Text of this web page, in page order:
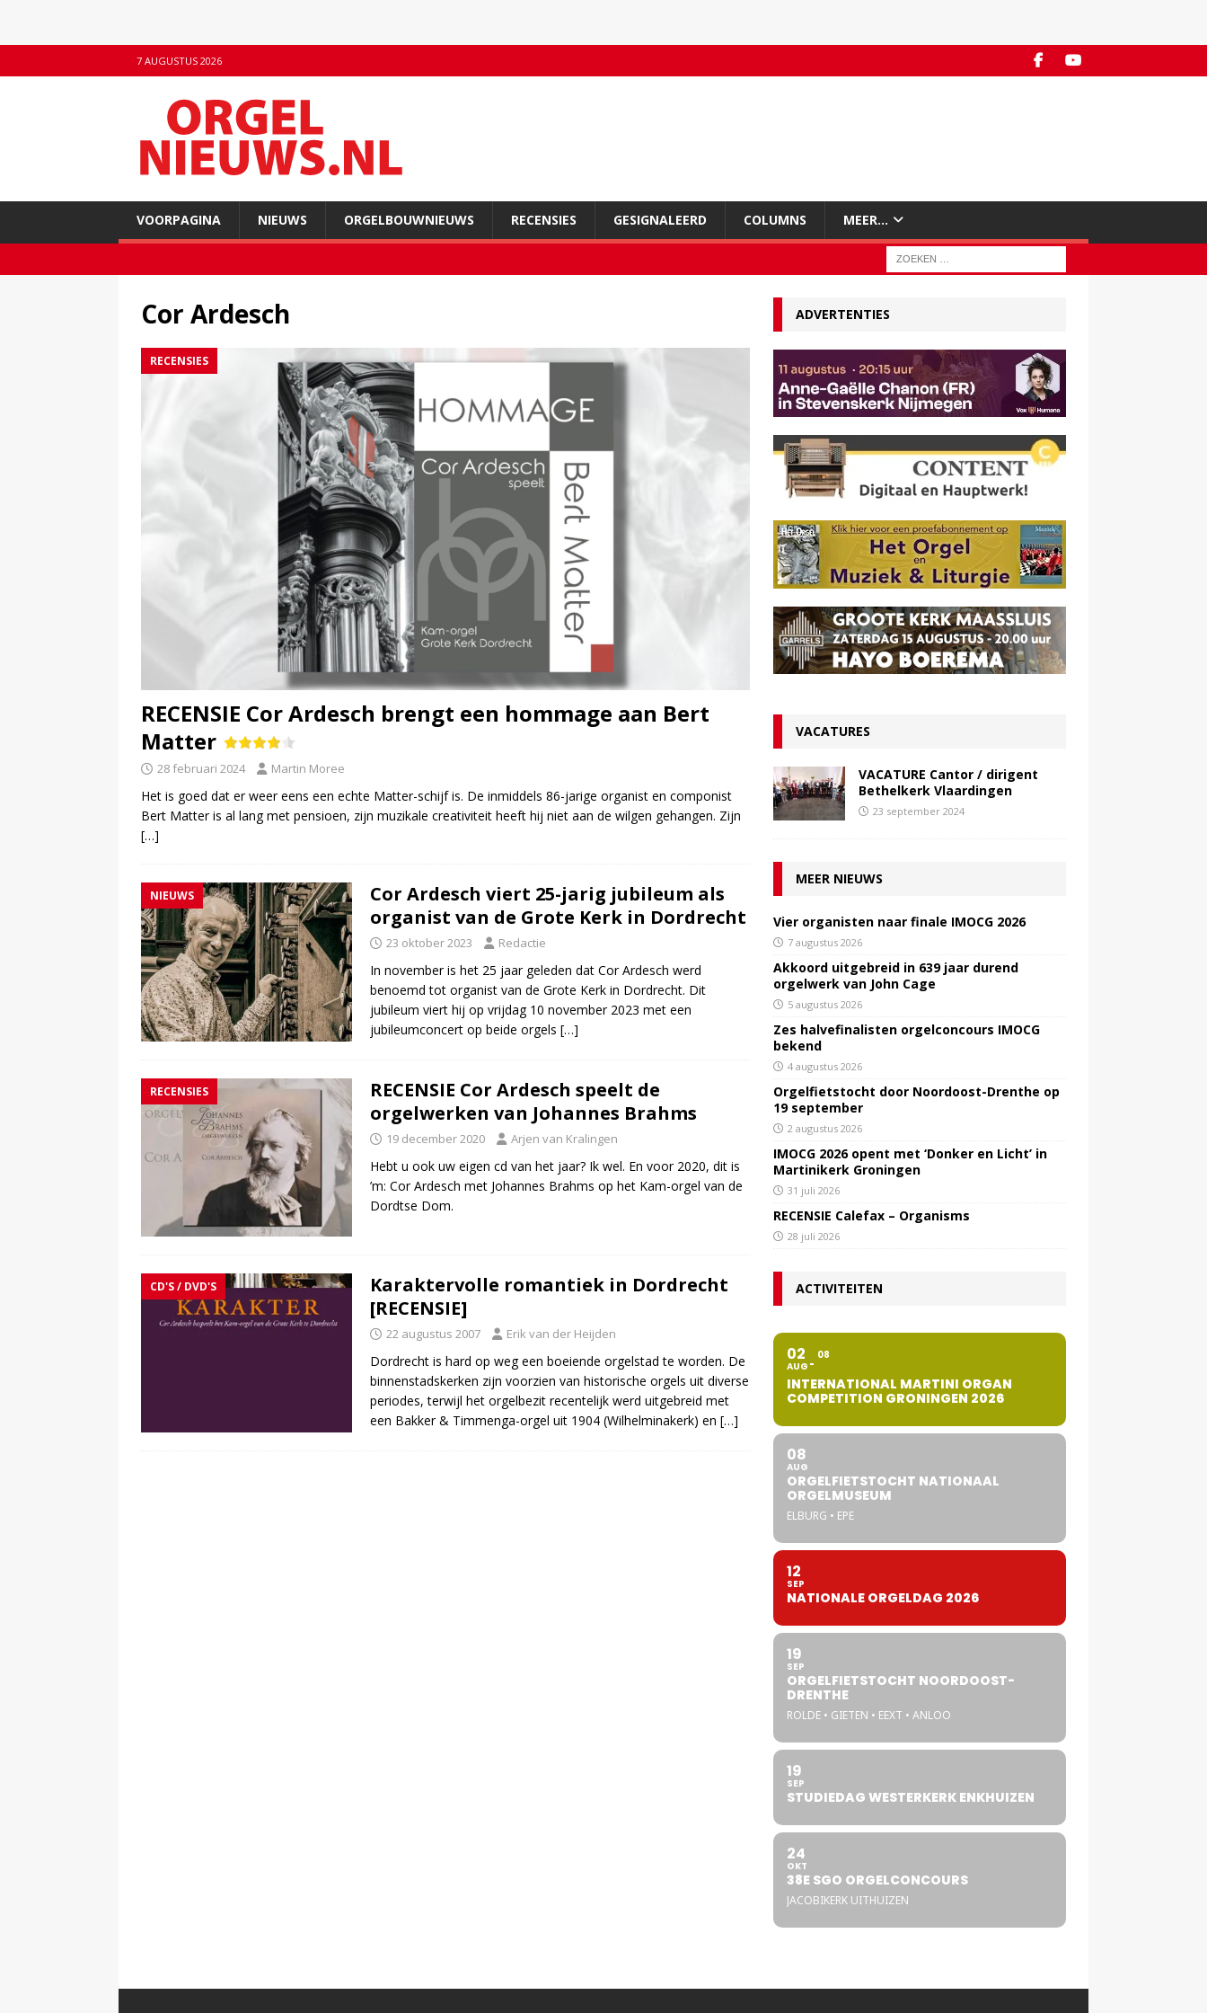
7 AUGUSTUS 2026
VOORPAGINA NIEUWS ORGELBOUWNIEUWS RECENSIES GESIGNALEERD COLUMNS MEER…
Cor Ardesch
RECENSIES
RECENSIE Cor Ardesch brengt een hommage aan Bert
Matter
28 februari 2024 Martin Moree
Het is goed dat er weer eens een echte Matter-schijf is. De inmiddels 86-jarige organist en componist
Bert Matter is al lang met pensioen, zijn muzikale creativiteit heeft hij niet aan de wilgen gehangen. Zijn
[…]
NIEUWS
Cor Ardesch viert 25-jarig jubileum als
organist van de Grote Kerk in Dordrecht
23 oktober 2023 Redactie
In november is het 25 jaar geleden dat Cor Ardesch werd
benoemd tot organist van de Grote Kerk in Dordrecht. Dit
jubileum viert hij op vrijdag 10 november 2023 met een
jubileumconcert op beide orgels […]
RECENSIES
RECENSIE Cor Ardesch speelt de
orgelwerken van Johannes Brahms
19 december 2020 Arjen van Kralingen
Hebt u ook uw eigen cd van het jaar? Ik wel. En voor 2020, dit is
’m: Cor Ardesch met Johannes Brahms op het Kam-orgel van de
Dordtse Dom.
CD'S / DVD'S
Karaktervolle romantiek in Dordrecht
[RECENSIE]
22 augustus 2007 Erik van der Heijden
Dordrecht is hard op weg een boeiende orgelstad te worden. De
binnenstadskerken zijn voorzien van historische orgels uit diverse
periodes, terwijl het orgelbezit recentelijk werd uitgebreid met
een Bakker & Timmenga-orgel uit 1904 (Wilhelminakerk) en […]
ADVERTENTIES
VACATURES
VACATURE Cantor / dirigent
Bethelkerk Vlaardingen
23 september 2024
MEER NIEUWS
Vier organisten naar finale IMOCG 2026
7 augustus 2026
Akkoord uitgebreid in 639 jaar durend
orgelwerk van John Cage
5 augustus 2026
Zes halvefinalisten orgelconcours IMOCG
bekend
4 augustus 2026
Orgelfietstocht door Noordoost-Drenthe op
19 september
2 augustus 2026
IMOCG 2026 opent met ‘Donker en Licht’ in
Martinikerk Groningen
31 juli 2026
RECENSIE Calefax – Organisms
28 juli 2026
ACTIVITEITEN
02
AUG
08
INTERNATIONAL MARTINI ORGAN
COMPETITION GRONINGEN 2026
08
AUG
ORGELFIETSTOCHT NATIONAAL
ORGELMUSEUM
ELBURG • EPE
12
SEP
NATIONALE ORGELDAG 2026
19
SEP
ORGELFIETSTOCHT NOORDOOST-
DRENTHE
ROLDE • GIETEN • EEXT • ANLOO
19
SEP
STUDIEDAG WESTERKERK ENKHUIZEN
24
OKT
38E SGO ORGELCONCOURS
JACOBIKERK UITHUIZEN